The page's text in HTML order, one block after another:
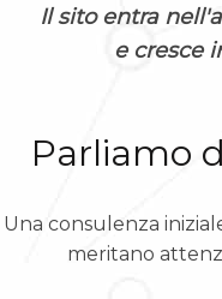
Il sito entra
e cresce
Parliamo
Una consulenza
meritano